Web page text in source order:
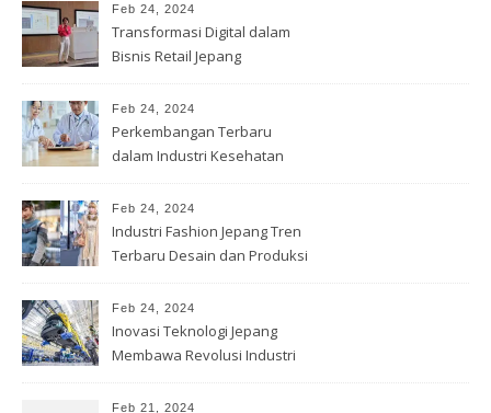
Feb 24, 2024
Transformasi Digital dalam
Bisnis Retail Jepang
Feb 24, 2024
Perkembangan Terbaru
dalam Industri Kesehatan
Feb 24, 2024
Industri Fashion Jepang Tren
Terbaru Desain dan Produksi
Feb 24, 2024
Inovasi Teknologi Jepang
Membawa Revolusi Industri
Feb 21, 2024